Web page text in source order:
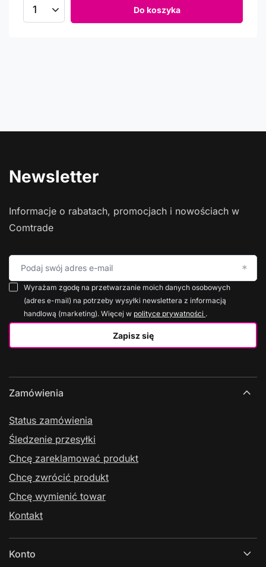
Ilość produktów Do koszyka
Newsletter
Informacje o rabatach, promocjach i nowościach w
Comtrade
Podaj swój adres e-mail
Zapisz się
Wyrażam zgodę na przetwarzanie moich danych osobowych
(adres e-mail) na potrzeby wysyłki newslettera z informacją
handlową (marketing). Więcej w polityce prywatności .
Zamówienia
Status zamówienia
Śledzenie przesyłki
Chcę zareklamować produkt
Chcę zwrócić produkt
Chcę wymienić towar
Kontakt
Konto